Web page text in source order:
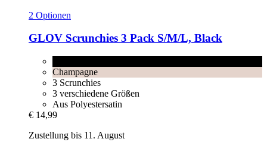
2 Optionen
GLOV Scrunchies 3 Pack S/M/L, Black
Champagne
3 Scrunchies
3 verschiedene Größen
Aus Polyestersatin
€ 14,99
Zustellung bis 11. August